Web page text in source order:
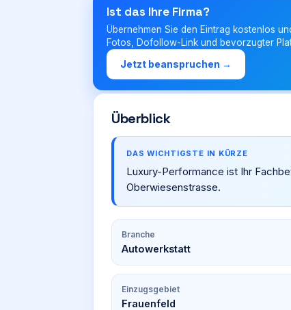
Ist das Ihre Firma?
Übernehmen Sie den Eintrag kostenlos
Fotos, Dofollow-Link und bevorzugter
Jetzt beanspruchen →
Überblick
DAS WICHTIGSTE IN KÜRZE
Luxury-Performance ist Ihr
Oberwiesenstrasse.
Branche
Autowerkstatt
Einzugsgebiet
Frauenfeld